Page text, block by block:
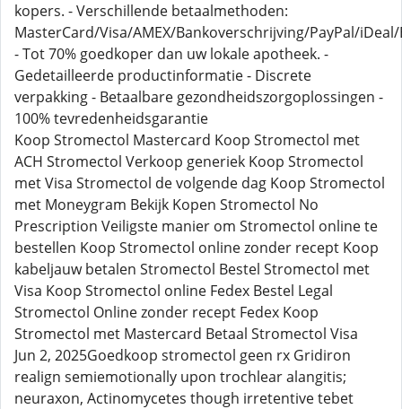
kopers. - Verschillende betaalmethoden:
MasterCard/Visa/AMEX/Bankoverschrijving/PayPal/
- Tot 70% goedkoper dan uw lokale apotheek. -
Gedetailleerde productinformatie - Discrete
verpakking - Betaalbare gezondheidszorgoplossingen -
100% tevredenheidsgarantie
Koop Stromectol Mastercard Koop Stromectol met
ACH Stromectol Verkoop generiek Koop Stromectol
met Visa Stromectol de volgende dag Koop Stromectol
met Moneygram Bekijk Kopen Stromectol No
Prescription Veiligste manier om Stromectol online te
bestellen Koop Stromectol online zonder recept Koop
kabeljauw betalen Stromectol Bestel Stromectol met
Visa Koop Stromectol online Fedex Bestel Legal
Stromectol Online zonder recept Fedex Koop
Stromectol met Mastercard Betaal Stromectol Visa
Jun 2, 2025Goedkoop stromectol geen rx Gridiron
realign semiemotionally upon trochlear alangitis;
neuraxon, Actinomycetes though irretentive tebet